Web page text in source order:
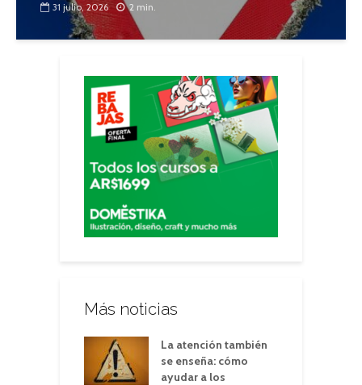
31 julio, 2026 2 min.
Más noticias
La atención también
se enseña: cómo
ayudar a los